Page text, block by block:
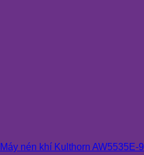
Máy nén khí Kulthorn AW5535E-9